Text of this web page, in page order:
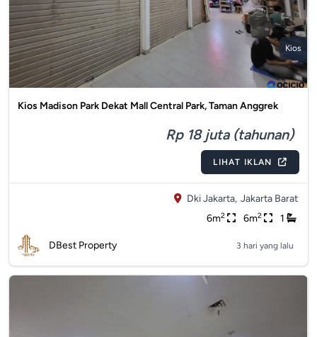
Kios
Kios Madison Park Dekat Mall Central Park, Taman Anggrek
Rp 18 juta (tahunan)
LIHAT IKLAN
Dki Jakarta, Jakarta Barat
6m2 6m2 1
DBest Property 3 hari yang lalu